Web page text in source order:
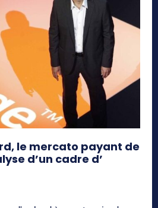
le mercato payant de
d’un cadre d’